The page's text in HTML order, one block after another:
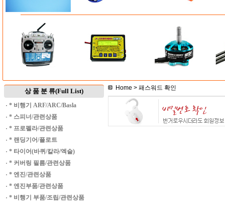
상 품 분 류(Full List)
· * 비행기 ARF/ARC/Basla
· * 스피너/관련상품
· * 프로펠라/관련상품
· * 랜딩기어/플로트
· * 타이어(바퀴/칼라/엑슬)
· * 커버링 필름/관련상품
· * 엔진/관련상품
· * 엔진부품/관련상품
· * 비행기 부품/조립/관련상품
Home > 패스워드 확인